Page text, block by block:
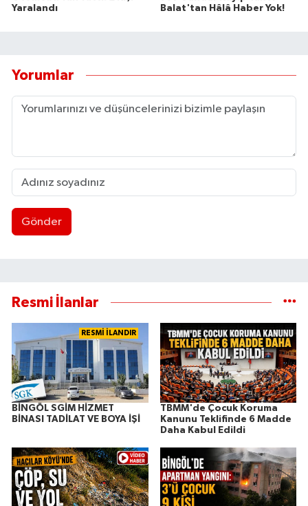
Yaralandı
Balat'tan Hâlâ Haber Yok!
Yorumlar
Gönder
Resmi İlanlar
RESMİ İLANDIR
BİNGÖL SGİM HİZMET
BİNASI TADİLAT VE BOYA İŞİ
TBMM'de Çocuk Koruma
Kanunu Teklifinde 6 Madde
Daha Kabul Edildi